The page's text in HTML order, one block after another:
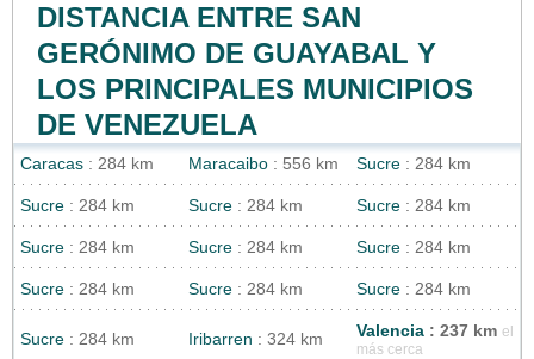
DISTANCIA ENTRE SAN
GERÓNIMO DE GUAYABAL Y
LOS PRINCIPALES MUNICIPIOS
DE VENEZUELA
Caracas : 284 km Maracaibo : 556 km Sucre : 284 km
Sucre : 284 km Sucre : 284 km Sucre : 284 km
Sucre : 284 km Sucre : 284 km Sucre : 284 km
Sucre : 284 km Sucre : 284 km Sucre : 284 km
Sucre : 284 km Iribarren : 324 km Valencia : 237 km el
más cerca